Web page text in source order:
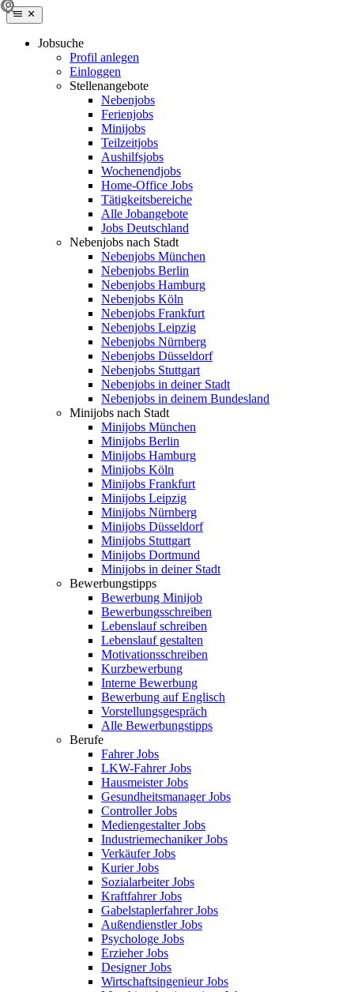
Jobsuche
Profil anlegen
Einloggen
Stellenangebote
Nebenjobs
Ferienjobs
Minijobs
Teilzeitjobs
Aushilfsjobs
Wochenendjobs
Home-Office Jobs
Tätigkeitsbereiche
Alle Jobangebote
Jobs Deutschland
Nebenjobs nach Stadt
Nebenjobs München
Nebenjobs Berlin
Nebenjobs Hamburg
Nebenjobs Köln
Nebenjobs Frankfurt
Nebenjobs Leipzig
Nebenjobs Nürnberg
Nebenjobs Düsseldorf
Nebenjobs Stuttgart
Nebenjobs in deiner Stadt
Nebenjobs in deinem Bundesland
Minijobs nach Stadt
Minijobs München
Minijobs Berlin
Minijobs Hamburg
Minijobs Köln
Minijobs Frankfurt
Minijobs Leipzig
Minijobs Nürnberg
Minijobs Düsseldorf
Minijobs Stuttgart
Minijobs Dortmund
Minijobs in deiner Stadt
Bewerbungstipps
Bewerbung Minijob
Bewerbungsschreiben
Lebenslauf schreiben
Lebenslauf gestalten
Motivationsschreiben
Kurzbewerbung
Interne Bewerbung
Bewerbung auf Englisch
Vorstellungsgespräch
Alle Bewerbungstipps
Berufe
Fahrer Jobs
LKW-Fahrer Jobs
Hausmeister Jobs
Gesundheitsmanager Jobs
Controller Jobs
Mediengestalter Jobs
Industriemechaniker Jobs
Verkäufer Jobs
Kurier Jobs
Sozialarbeiter Jobs
Kraftfahrer Jobs
Gabelstaplerfahrer Jobs
Außendienstler Jobs
Psychologe Jobs
Erzieher Jobs
Designer Jobs
Wirtschaftsingenieur Jobs